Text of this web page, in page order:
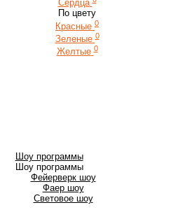
Сердца
По цвету
Красные 0
Зеленые 0
Желтые 0
Шоу программы
Шоу программы
Фейерверк шоу
Фаер шоу
Световое шоу